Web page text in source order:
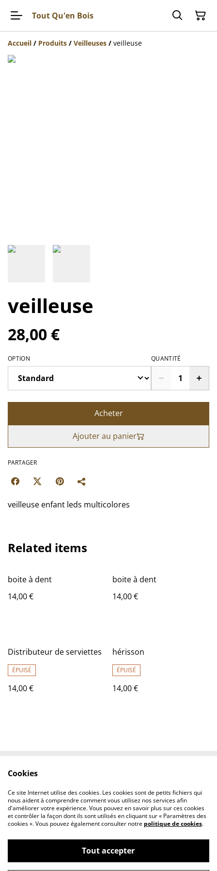
Tout Qu'en Bois
Accueil / Produits / Veilleuses / veilleuse
veilleuse
28,00 €
OPTION QUANTITÉ
Acheter
Ajouter au panier
PARTAGER
veilleuse enfant leds multicolores
Related items
boite à dent
14,00 €
boite à dent
14,00 €
Distributeur de serviettes
ÉPUISÉ
14,00 €
hérisson
ÉPUISÉ
14,00 €
Politique de
confidentialité
Politique de cookies
©2026Tout Qu'en Bois
Cookies
Ce site Internet utilise des cookies. Les cookies sont de petits fichiers qui
nous aident à comprendre comment vous utilisez nos services afin
d'améliorer votre expérience. Vous pouvez en savoir plus sur ces cookies
et contrôler la façon dont ils sont utilisés en cliquant sur « Paramètres des
cookies ». Vous pouvez également consulter notre politique de cookies.
Tout accepter